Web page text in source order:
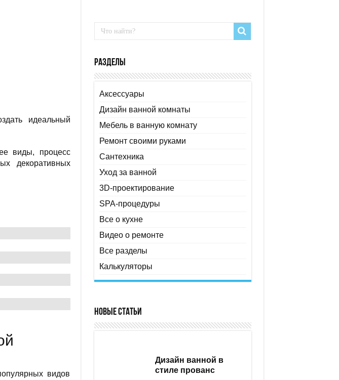
идеальный
виды, процесс
декоративных
видов
Разделы
Аксессуары
Дизайн ванной комнаты
Мебель в ванную комнату
Ремонт своими руками
Сантехника
Уход за ванной
3D-проектирование
SPA-процедуры
Все о кухне
Видео о ремонте
Все разделы
Калькуляторы
Новые статьи
Дизайн ванной в
стиле прованс